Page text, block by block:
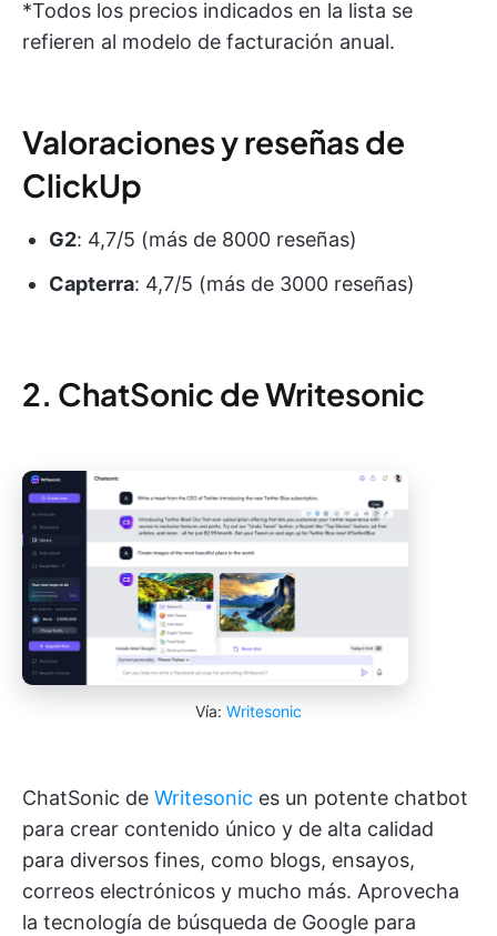
*Todos los precios indicados en la lista se
refieren al modelo de facturación anual.
Valoraciones y reseñas de
ClickUp
G2: 4,7/5 (más de 8000 reseñas)
Capterra: 4,7/5 (más de 3000 reseñas)
2. ChatSonic de Writesonic
Vía: Writesonic
ChatSonic de Writesonic es un potente chatbot
para crear contenido único y de alta calidad
para diversos fines, como blogs, ensayos,
correos electrónicos y mucho más. Aprovecha
la tecnología de búsqueda de Google para